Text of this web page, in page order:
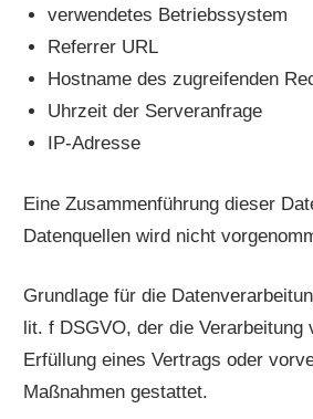
verwendetes Betriebssystem
Referrer URL
Hostname des zugreifenden
Uhrzeit der Serveranfrage
IP-Adresse
Eine Zusammenführung dieser
Datenquellen wird nicht
Grundlage für die
lit. f DSGVO, der die Verarbeitung
Erfüllung eines Vertrags oder
Maßnahmen gestattet.